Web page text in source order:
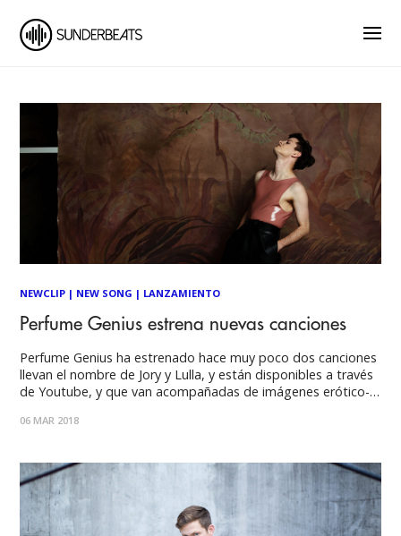
NEWCLIP | NEW SONG | LANZAMIENTO
Perfume Genius estrena nuevas canciones
Perfume Genius ha estrenado hace muy poco dos canciones
llevan el nombre de Jory y Lulla, y están disponibles a través
de Youtube, y que van acompañadas de imágenes erótico-
06 MAR 2018